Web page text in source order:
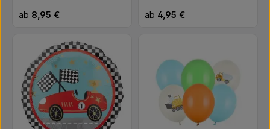
Regulärer Preis:
ab 8,95 € Regulärer Preis:
ab 4,95 €